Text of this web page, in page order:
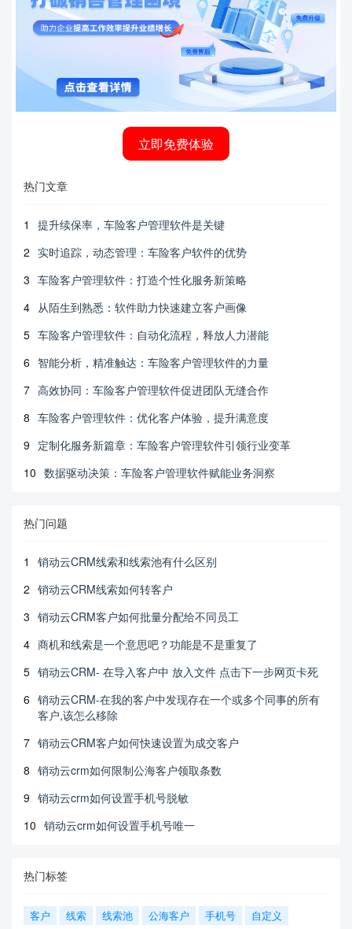
立即免费体验
热门文章
1
提升续保率，车险客户管理软件是关键
2 实时追踪，动态管理：车险客户软件的优势
3 车险客户管理软件：打造个性化服务新策略
4 从陌生到熟悉：软件助力快速建立客户画像
5 车险客户管理软件：自动化流程，释放人力潜能
6 智能分析，精准触达：车险客户管理软件的力量
7 高效协同：车险客户管理软件促进团队无缝合作
8 车险客户管理软件：优化客户体验，提升满意度
9 定制化服务新篇章：车险客户管理软件引领行业变革
10 数据驱动决策：车险客户管理软件赋能业务洞察
热门问题
1
销动云CRM线索和线索池有什么区别
2 销动云CRM线索如何转客户
3 销动云CRM客户如何批量分配给不同员工
4 商机和线索是一个意思吧？功能是不是重复了
5 销动云CRM- 在导入客户中 放入文件 点击下一步网页卡死
6 销动云CRM-在我的客户中发现存在一个或多个同事的所有
客户,该怎么移除
7 销动云CRM客户如何快速设置为成交客户
8 销动云crm如何限制公海客户领取条数
9 销动云crm如何设置手机号脱敏
10 销动云crm如何设置手机号唯一
热门标签
客户 线索 线索池 公海客户 手机号
自定义